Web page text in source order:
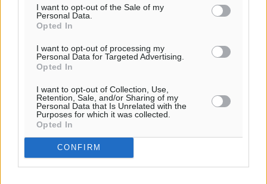
I want to opt-out of the Sale of my
Personal Data.
Opted In
I want to opt-out of processing my
Personal Data for Targeted Advertising.
Opted In
I want to opt-out of Collection, Use,
Retention, Sale, and/or Sharing of my
Personal Data that Is Unrelated with the
Purposes for which it was collected.
Opted In
CONFIRM
Έτος – ορόσημο το 2025 για δωρεές οργάνων στην
Ελλάδα
Ειδήσεις• πριν 13 ώρες
Ο.Φ. Ιστρίου: Καρέ ανανεώσεων σε άξονα και
μετόπισθεν
Αθλητικά• πριν 13 ώρες
Επικός Εργκίν Αταμάν στη Σύμη: Έσπασε πιάτα μέχρι
και στο κεφάλι του σε εστιατόριο ακούγοντας Άννα